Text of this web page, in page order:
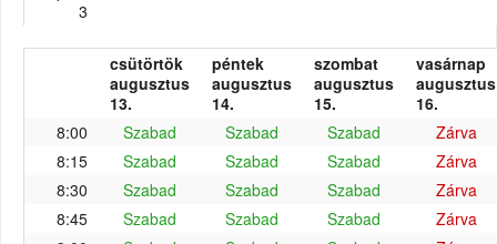
3
csütörtök
augusztus
13.
péntek
augusztus
14.
szombat
augusztus
15.
vasárnap
augusztus
16.
8:00
Szabad Szabad Szabad
Zárva
8:15
Szabad Szabad Szabad
Zárva
8:30
Szabad Szabad Szabad
Zárva
8:45
Szabad Szabad Szabad
Zárva